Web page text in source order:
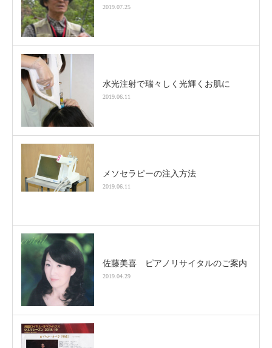
2019.07.25
水光注射で瑞々しく光輝くお肌に
2019.06.11
メソセラピーの注入方法
2019.06.11
佐藤美喜 ピアノリサイタルのご案内
2019.04.29